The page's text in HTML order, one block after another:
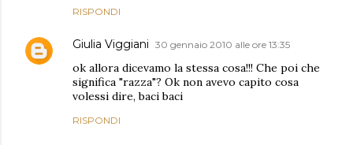
RISPONDI
Giulia Viggiani 30 gennaio 2010 alle ore 13:35
ok allora dicevamo la stessa cosa!!! Che poi che
significa "razza"? Ok non avevo capito cosa
volessi dire, baci baci
RISPONDI